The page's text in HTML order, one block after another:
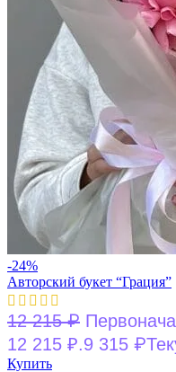
-24%
Авторский букет “Грация”
12 215₽
12 215 ₽.9 315 ₽
Купить